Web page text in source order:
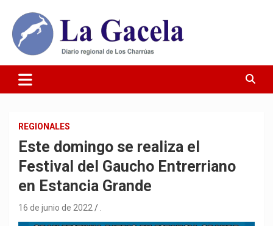
contenido
Diario La Gacela
REGIONALES
Este domingo se realiza el
Festival del Gaucho Entrerriano
en Estancia Grande
16 de junio de 2022